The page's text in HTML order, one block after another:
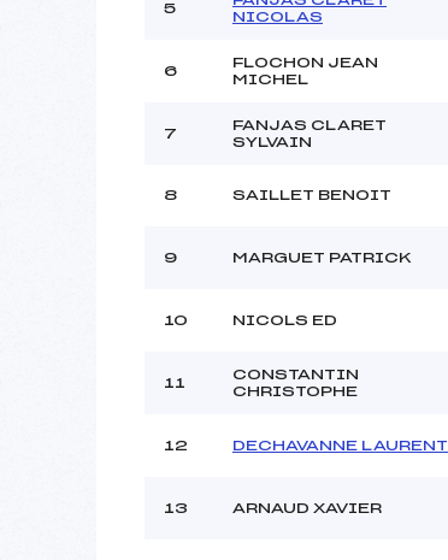
5
NICOLAS
6
FLOCHON JEAN
MICHEL
7
FANJAS CLARET
SYLVAIN
8 SAILLET BENOIT
9 MARGUET PATRICK
10 NICOLS ED
11
CONSTANTIN
CHRISTOPHE
12 DECHAVANNE LAURENT
13 ARNAUD XAVIER